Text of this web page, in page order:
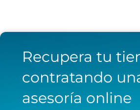
Recupera tu
contratando
asesoría online